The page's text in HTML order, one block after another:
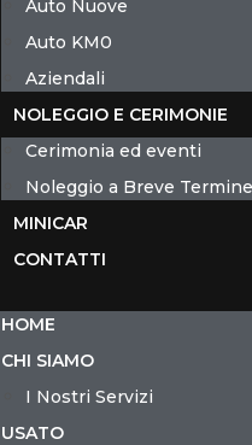
Auto Nuove
Auto KM0
Aziendali
NOLEGGIO E CERIMONIE
Cerimonia ed eventi
Noleggio a Breve
MINICAR
CONTATTI
HOME
CHI SIAMO
I Nostri Servizi
USATO